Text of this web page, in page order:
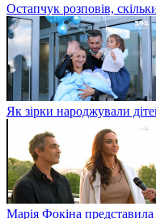
Остапчук розповів,
Як зірки народжували
Марія Фокіна